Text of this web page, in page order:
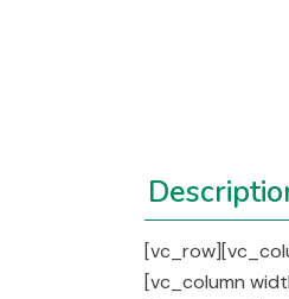
[vc_column